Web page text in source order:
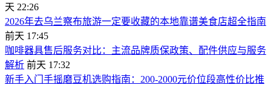
天 22:26
2026年去乌兰察布旅游一定要收藏的本地靠谱美食店超全指南
前天 17:45
咖啡器具售后服务对比：主流品牌质保政策、配件供应与服务
解析 前天 17:32
新手入门手摇磨豆机选购指南：200-2000元价位段高性价比推